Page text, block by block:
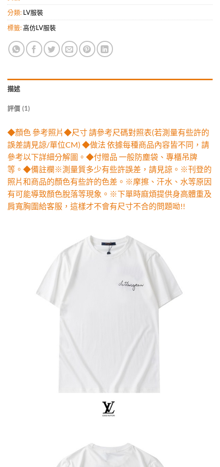
分類: LV服裝
標籤:高仿LV服裝
描述
評價 (1)
◆顏色 參考照片◆尺寸 請參考尺碼對照表(若測量有些許的
誤差請見諒/單位CM) ◆做法 依據每種商品內容皆不同，請
參考以下詳細分解圖。◆付贈品 一般防塵袋、專櫃吊牌
等。◆備註欄※測量質多少有些許誤差，請見諒。※刊登的
照片和商品的顏色有些許的色差。※摩擦、汗水、水等原因
有可能導致顏色脫落等現象。※下單時麻煩提供身高體重及
肩寬胸圍給客服，這樣才不會有尺寸不合的問題呦!!